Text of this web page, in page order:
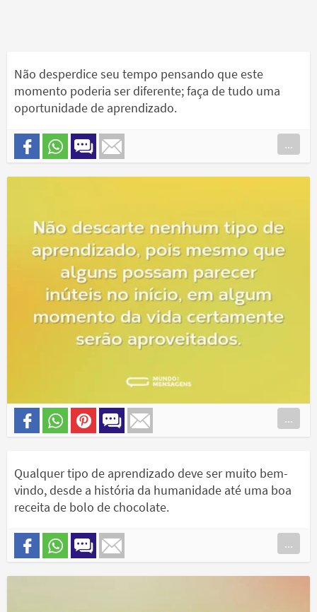
Não desperdice seu tempo pensando que este
momento poderia ser diferente; faça de tudo uma
oportunidade de aprendizado.
...
...
Qualquer tipo de aprendizado deve ser muito bem-
vindo, desde a história da humanidade até uma boa
receita de bolo de chocolate.
...